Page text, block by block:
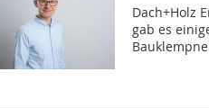
Dach+Holz
gab es